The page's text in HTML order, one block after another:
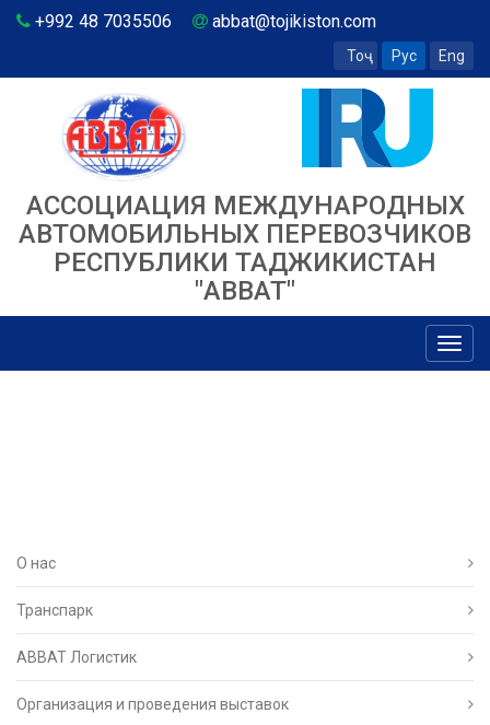
+992 48 7035506 abbat@tojikiston.com
Тоҷ Рус Eng
АССОЦИАЦИЯ МЕЖДУНАРОДНЫХ
АВТОМОБИЛЬНЫХ ПЕРЕВОЗЧИКОВ
РЕСПУБЛИКИ ТАДЖИКИСТАН
"ABBAT"
О нас
Транспарк
ABBAT Логистик
Организация и проведения выставок